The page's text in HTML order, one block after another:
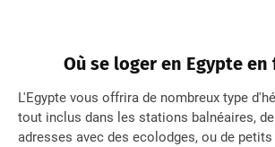
Où se loger en Egypte
L'Egypte vous offrira de nombreux type
tout inclus dans les stations balnéaires,
adresses avec des ecolodges, ou de